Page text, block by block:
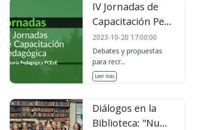
IV Jornadas de
Capacitación Pe...
2023-10-20 17:00:00
Debates y propuestas
para recr...
Leer más
Diálogos en la
Biblioteca: "Nu...